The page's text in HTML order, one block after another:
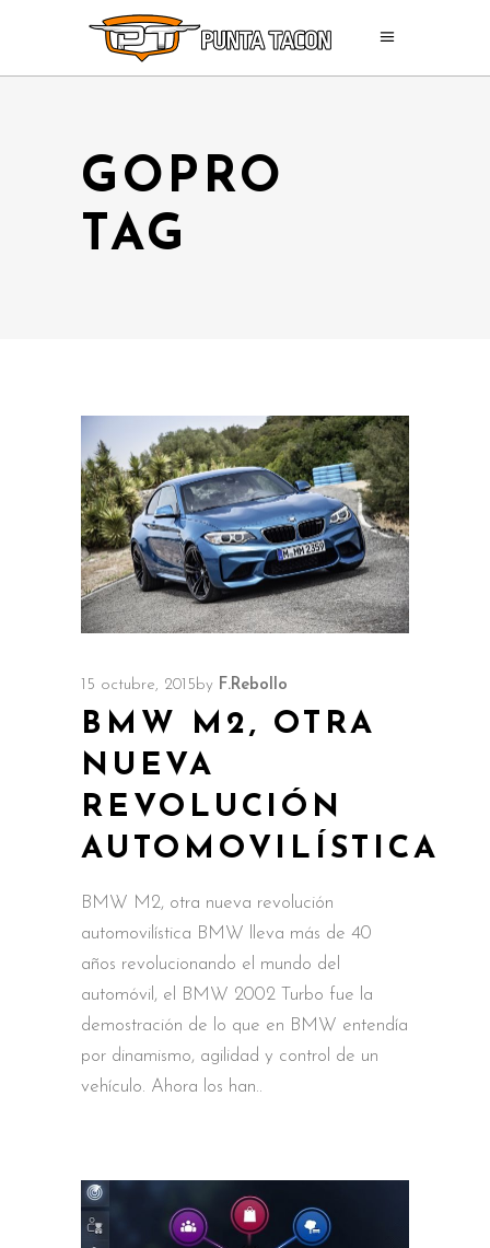
GOPRO
TAG
15 octubre, 2015by F.Rebollo
BMW M2, OTRA
NUEVA
REVOLUCIÓN
AUTOMOVILÍSTICA
BMW M2, otra nueva revolución
automovilística BMW lleva más de 40
años revolucionando el mundo del
automóvil, el BMW 2002 Turbo fue la
demostración de lo que en BMW entendía
por dinamismo, agilidad y control de un
vehículo. Ahora los han